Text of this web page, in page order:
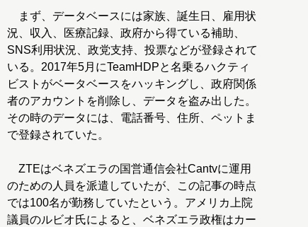
まず、データベースには家族、誕生日、雇用状
況、収入、医療記録、政府から得ている補助、
SNS利用状況、政党支持、投票などが登録されて
いる。2017年5月にTeamHDPと名乗るハクティ
ビストがベータベースをハッキングし、政府関係
者のアカウントを削除し、データを盗み出した。
その時のデータには、電話番号、住所、ペットま
で登録されていた。
ZTEはベネズエラの国営通信会社Cantvに運用
のための人員を派遣していたが、この記事の時点
では100名が勤務していたという。アメリカ上院
議員のルビオ氏によると、ベネズエラ政権はカー